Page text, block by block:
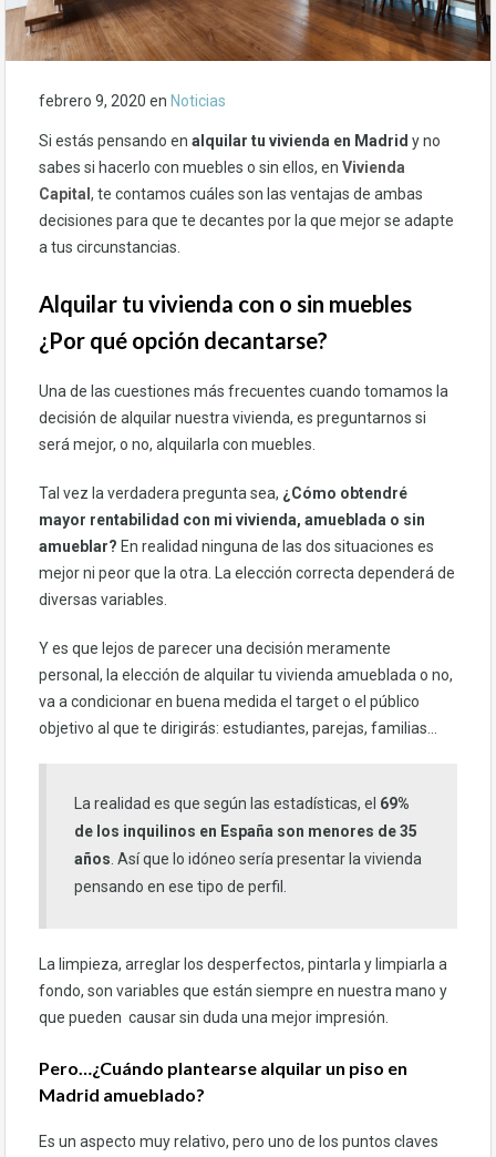
febrero 9, 2020 en Noticias
Si estás pensando en alquilar tu vivienda en Madrid y no
sabes si hacerlo con muebles o sin ellos, en Vivienda
Capital , te contamos cuáles son las ventajas de ambas
decisiones para que te decantes por la que mejor se adapte
a tus circunstancias.
Alquilar tu vivienda con o sin muebles
¿Por qué opción decantarse?
Una de las cuestiones más frecuentes cuando tomamos la
decisión de alquilar nuestra vivienda, es preguntarnos si
será mejor, o no, alquilarla con muebles.
Tal vez la verdadera pregunta sea, ¿Cómo obtendré
mayor rentabilidad con mi vivienda, amueblada o sin
amueblar? En realidad ninguna de las dos situaciones es
mejor ni peor que la otra. La elección correcta dependerá de
diversas variables.
Y es que lejos de parecer una decisión meramente
personal, la elección de alquilar tu vivienda amueblada o no,
va a condicionar en buena medida el target o el público
objetivo al que te dirigirás: estudiantes, parejas, familias…
La realidad es que según las estadísticas, el 69%
de los inquilinos en España son menores de 35
años . Así que lo idóneo sería presentar la vivienda
pensando en ese tipo de perfil.
La limpieza, arreglar los desperfectos, pintarla y limpiarla a
fondo, son variables que están siempre en nuestra mano y
que pueden causar sin duda una mejor impresión.
Pero…¿Cuándo plantearse alquilar un piso en
Madrid amueblado?
Es un aspecto muy relativo, pero uno de los puntos claves